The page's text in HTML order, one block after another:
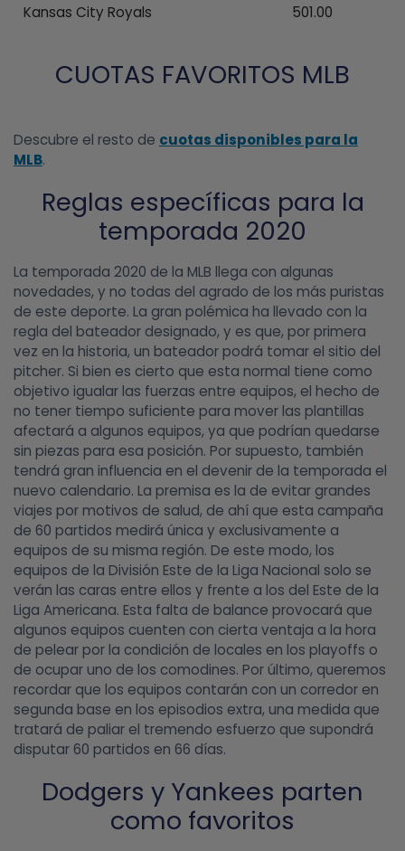
CUOTAS FAVORITOS MLB
Kansas City Royals 501.00
Descubre el resto de cuotas disponibles para la
MLB.
Reglas específicas para la
temporada 2020
La temporada 2020 de la MLB llega con algunas
novedades, y no todas del agrado de los más puristas
de este deporte. La gran polémica ha llevado con la
regla del bateador designado, y es que, por primera
vez en la historia, un bateador podrá tomar el sitio del
pitcher. Si bien es cierto que esta normal tiene como
objetivo igualar las fuerzas entre equipos, el hecho de
no tener tiempo suficiente para mover las plantillas
afectará a algunos equipos, ya que podrían quedarse
sin piezas para esa posición. Por supuesto, también
tendrá gran influencia en el devenir de la temporada el
nuevo calendario. La premisa es la de evitar grandes
viajes por motivos de salud, de ahí que esta campaña
de 60 partidos medirá única y exclusivamente a
equipos de su misma región. De este modo, los
equipos de la División Este de la Liga Nacional solo se
verán las caras entre ellos y frente a los del Este de la
Liga Americana. Esta falta de balance provocará que
algunos equipos cuenten con cierta ventaja a la hora
de pelear por la condición de locales en los playoffs o
de ocupar uno de los comodines. Por último, queremos
recordar que los equipos contarán con un corredor en
segunda base en los episodios extra, una medida que
tratará de paliar el tremendo esfuerzo que supondrá
disputar 60 partidos en 66 días.
Dodgers y Yankees parten
como favoritos